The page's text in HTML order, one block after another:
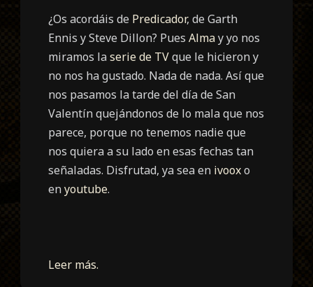
¿Os acordáis de Predicador, de Garth
Ennis y Steve Dillon? PuesAlmay yo nos
miramos laserie de TVque le hicieron y
no nos ha gustado. Nada de nada. Así que
nos pasamos la tarde del día de San
Valentín quejándonos de lo mala que nos
parece, porque no tenemos nadie que
nos quiera a su lado en esas fechas tan
señaladas. Disfrutad, ya sea en ivooxo
enyoutube.
Leer más.